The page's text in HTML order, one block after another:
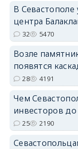
В Севастополе
центра
32 5470
Возле
появятся
28 4191
Чем
инвесторов до
25 2190